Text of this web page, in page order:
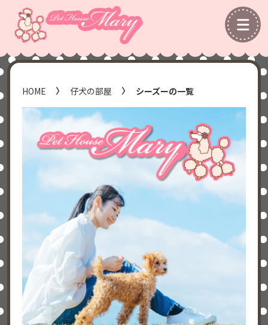
HOME 仔犬の部屋 シーズーの一覧